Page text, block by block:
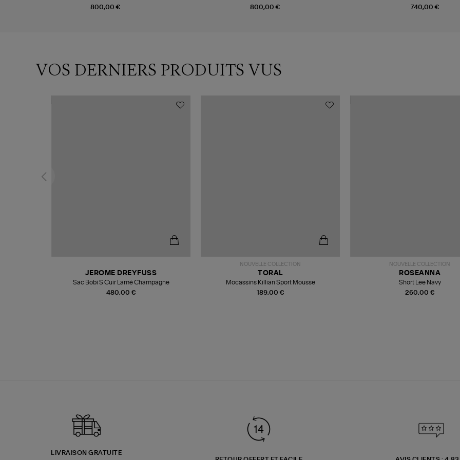
800,00 €
800,00 €
740,00 €
VOS DERNIERS PRODUITS VUS
480,00 €
JEROME DREYFUSS
Sac Bobi S Cuir Lamé Champagne
NOUVELLE COLLECTION
189,00 €
TORAL
Mocassins Killian Sport Mousse
NOUVELLE COLLECTION
260,00 €
ROSEANNA
Short Lee Navy
LIVRAISON GRATUITE